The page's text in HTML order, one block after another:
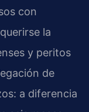
con
la
y peritos
de
a diferencia